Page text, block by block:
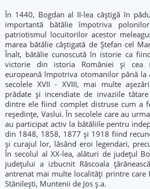
În 1440, Bogdan al II-lea câștigă în
importantă bătălie împotriva
patriotismul locuitorilor acestor
marea bătălie câștigată de Ștefan cel
Înalt, bătălie cunoscută în istorie ca
victorie din istoria României și cea
europeană împotriva otomanilor până la
secolele XVII - XVIII, mai multe
prădate și incendiate de invaziile
dintre ele fiind complet distruse cum a
reședințe, Vaslui. În secolele care au
au participat activ la bătăliile pentru
din 1848, 1858, 1877 și 1918 fiind
și curajul lor, lăsând eroi legendari,
În secolul al XX-lea, alături de județul
județului a izbucnit Răscoala
antrenat mai multe localități printre care
Stănilești, Muntenii de Jos ș.a.